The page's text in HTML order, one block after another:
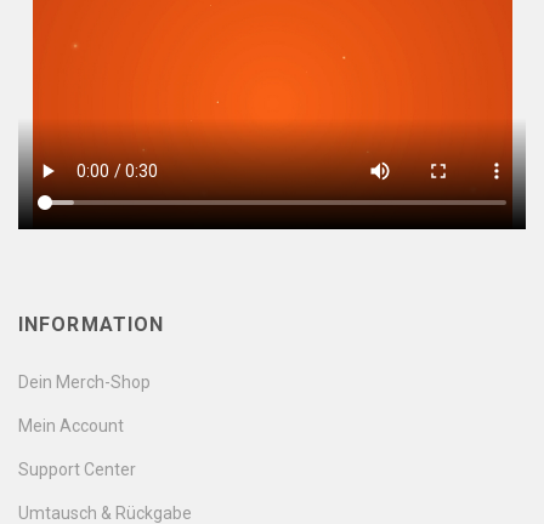
INFORMATION
Dein Merch-Shop
Mein Account
Support Center
Umtausch & Rückgabe